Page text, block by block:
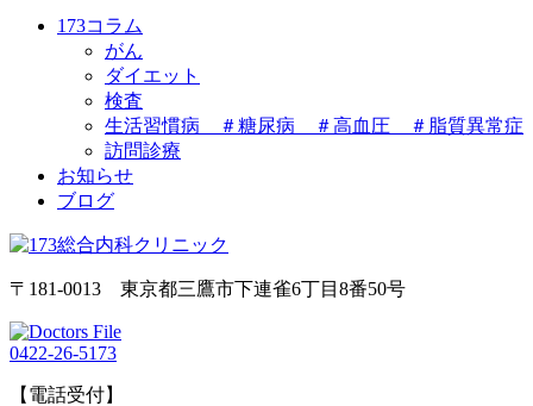
173コラム
がん
ダイエット
検査
生活習慣病 ＃糖尿病 ＃高血圧 ＃脂質異常症
訪問診療
お知らせ
ブログ
〒181-0013 東京都三鷹市下連雀6丁目8番50号
0422-26-5173
【電話受付】